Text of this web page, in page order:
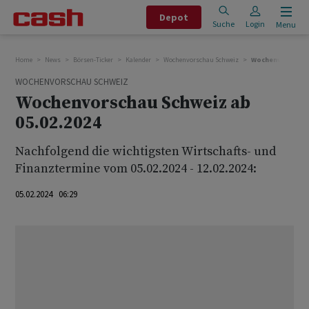
Depot
Suche Login Menu
Home News Börsen-Ticker Kalender Wochenvorschau Schweiz Wochenvorschau
WOCHENVORSCHAU SCHWEIZ
Wochenvorschau Schweiz ab
05.02.2024
Nachfolgend die wichtigsten Wirtschafts- und
Finanztermine vom 05.02.2024 - 12.02.2024:
05.02.2024 06:29